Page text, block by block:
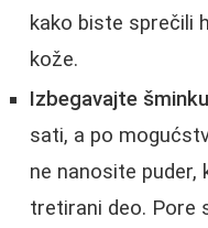
kako biste sprečili
kože.
Izbegavajte
sati, a po
ne nanosite puder,
tretirani deo. Pore